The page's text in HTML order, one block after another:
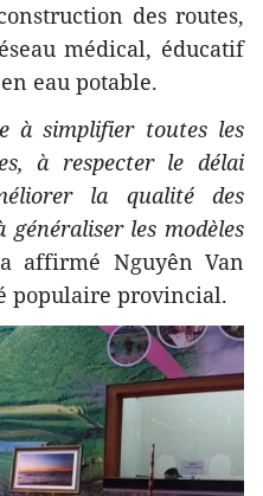
des routes,
médical, éducatif
eau potable.
à simplifier toutes les
à respecter le délai
la qualité des
généraliser les modèles
affirmé Nguyên Van
populaire provincial.